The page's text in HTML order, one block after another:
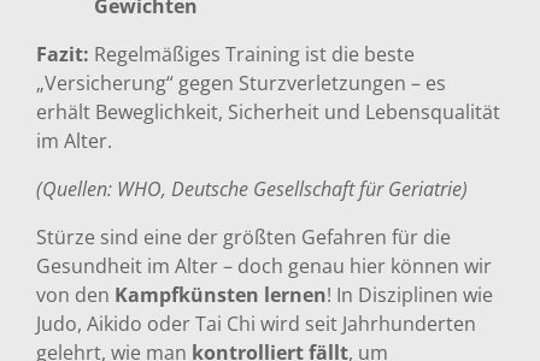
Gewichten
Fazit: Regelmäßiges Training ist die beste
„Versicherung“ gegen Sturzverletzungen – es
erhält Beweglichkeit, Sicherheit und Lebensqualität
im Alter.
(Quellen: WHO, Deutsche Gesellschaft für Geriatrie)
Stürze sind eine der größten Gefahren für die
Gesundheit im Alter – doch genau hier können wir
von den Kampfkünsten lernen! In Disziplinen wie
Judo, Aikido oder Tai Chi wird seit Jahrhunderten
gelehrt, wie man kontrolliert fällt, um